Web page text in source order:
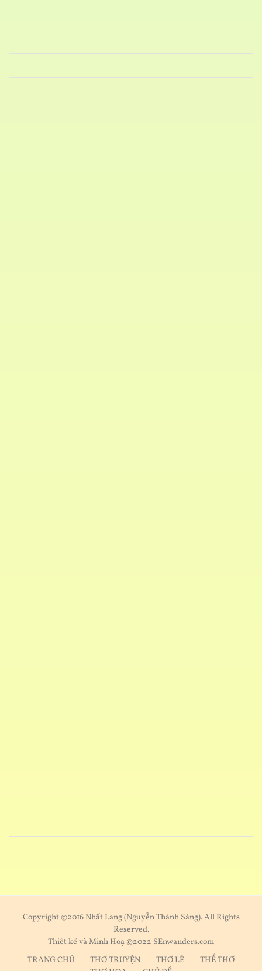
Copyright ©2016 Nhất Lang (Nguyễn Thành Sáng). All Rights
Reserved.
Thiết kế và Minh Hoạ ©2022 SEnwanders.com
TRANG CHỦ
THƠ TRUYỆN THƠ LẺ
THỂ THƠ